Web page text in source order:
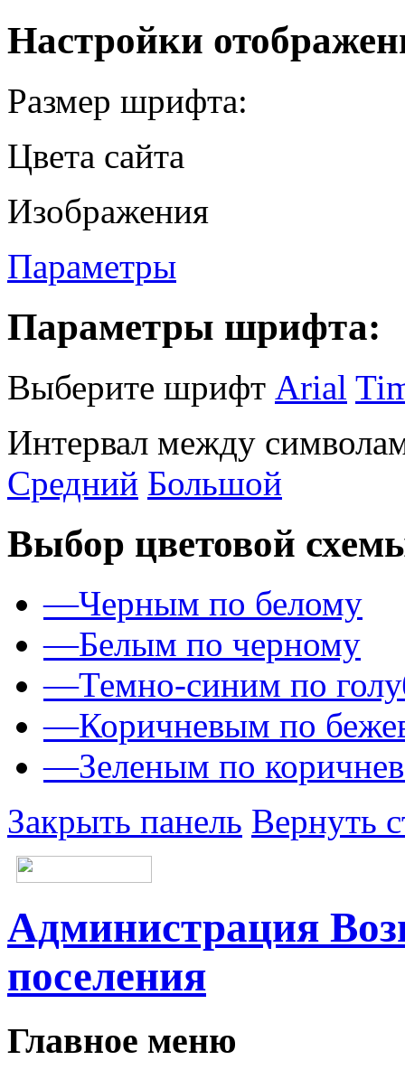
Настройки
Размер шрифта:
Цвета сайта
Изображения
Параметры
Параметры шрифта:
Выберите шрифт Arial
Интервал между
Средний Большой
Выбор цветовой
—Черным по белому
—Белым по черному
—Темно-синим по
—Коричневым по
—Зеленым по
Закрыть панель Вернуть
Администрация
поселения
Главное меню